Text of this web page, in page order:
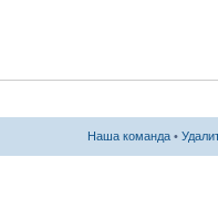
Наша команда •